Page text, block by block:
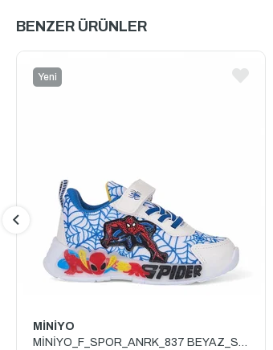
BENZER ÜRÜNLER
MİNİYO
MİNİYO_F_SPOR_ANRK_837 BEYAZ_SAKS
Yeni